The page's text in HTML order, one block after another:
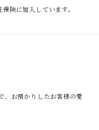
険に加入しています。
、お預かりしたお客様の愛